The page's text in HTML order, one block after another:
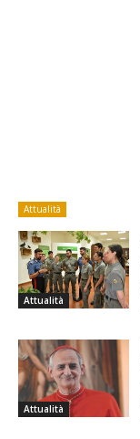
Attualità
Attualità
Attualità